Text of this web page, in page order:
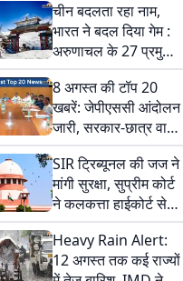
चीन बदलता रहा नाम,
भारत ने बदल दिया गेम :
अरुणाचल के 27 प्रमुख
जगहों की मैपिंग
8 अगस्त की टॉप 20
खबरें: जेपीएससी आंदोलन
जारी, सरकार-छात्र वार्ता
बेनतीजा! संसद में सियासी
संग्राम,शाह-बिड़ला की
बंद कमरे में मीटिंग से बढ़ी
हलचल
SIR ट्रिब्यूनल की जज ने
मांगी सुरक्षा, सुप्रीम कोर्ट
ने कलकत्ता हाईकोर्ट से
कही ये बात
Heavy Rain Alert:
12 अगस्त तक कई राज्यों